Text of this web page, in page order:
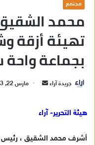
مجتمع
محمد
تهيئة أزقة
بجماعة
جريدة آراء مارس 22, 2023
هيئة التحرير- آراء
أشرف محمد الشقيق ، رئيس